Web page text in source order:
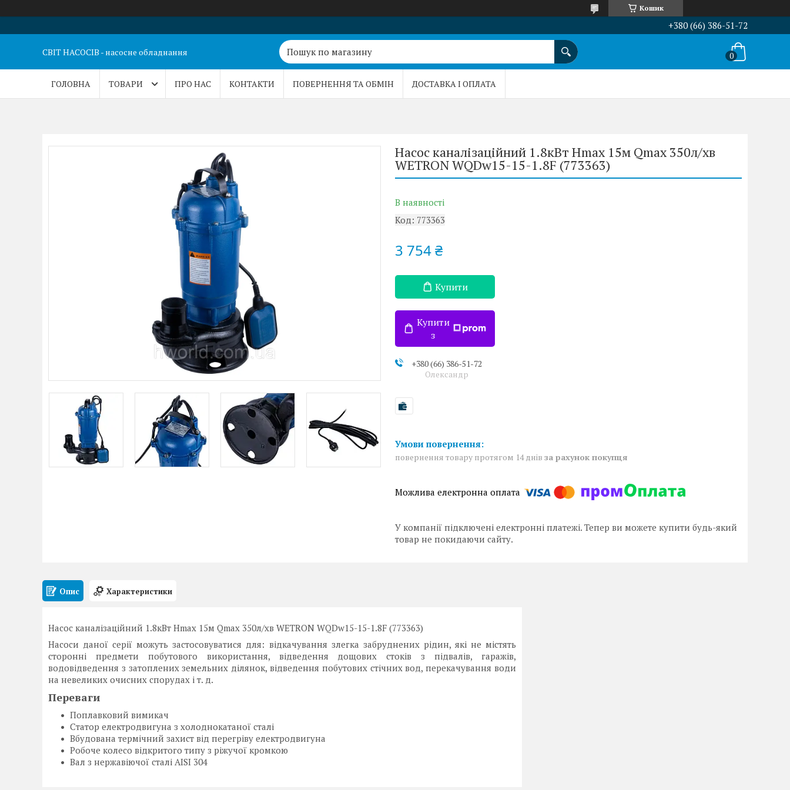
Кошик
+380 (66) 386-51-72
СВІТ НАСОСІВ - насосне обладнання
ГОЛОВНА ТОВАРИ ПРО НАС КОНТАКТИ ПОВЕРНЕННЯ ТА ОБМІН ДОСТАВКА І ОПЛАТА
Насос каналізаційний 1.8кВт Hmax 15м Qmax 350л/хв
WETRON WQDw15-15-1.8F (773363)
В наявності
Код: 773363
3 754 ₴
Купити
Купити
з
+380 (66) 386-51-72
Олександр
повернення товару протягом 14 днів за рахунок покупця
У компанії підключені електронні платежі. Тепер ви можете купити будь-який
товар не покидаючи сайту.
Опис Характеристики
Насос каналізаційний 1.8кВт Hmax 15м Qmax 350л/хв WETRON WQDw15-15-1.8F (773363)
Насоси даної серії можуть застосовуватися для: відкачування злегка забруднених рідин, які не містять
сторонні предмети побутового використання, відведення дощових стоків з підвалів, гаражів,
водовідведення з затоплених земельних ділянок, відведення побутових стічних вод, перекачування води
на невеликих очисних спорудах і т. д.
Переваги
Поплавковий вимикач
Статор електродвигуна з холоднокатаної сталі
Вбудована термічний захист від перегріву електродвигуна
Робоче колесо відкритого типу з ріжучої кромкою
Вал з нержавіючої сталі AISI 304